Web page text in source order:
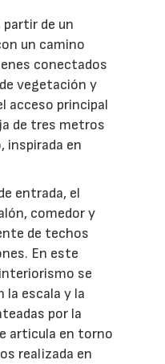
partir de un
un camino
conectados
vegetación y
acceso principal
de tres metros
inspirada en
entrada, el
comedor y
de techos
En este
se
la escala y la
por la
articula en torno
realizada en